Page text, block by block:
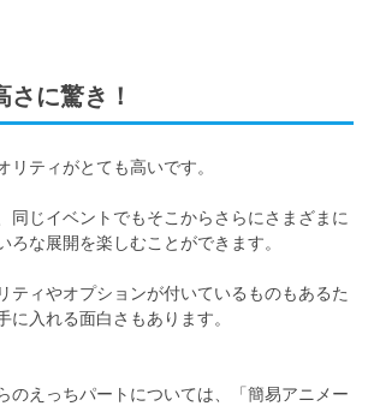
に驚き！
リティがとても高いです。
同じイベントでもそこからさらにさまざまに
ろな展開を楽しむことができます。
ティやオプションが付いているものもあるた
に入れる面白さもあります。
のえっちパートについては、「簡易アニメー